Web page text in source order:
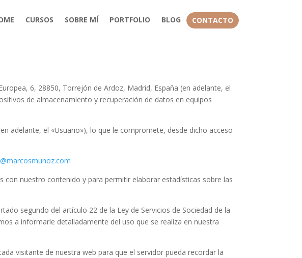
CURSOS SOBRE MÍ PORTFOLIO BLOG CONTACTO
6, 28850, Torrejón de Ardoz, Madrid, España (en adelante, el
de almacenamiento y recuperación de datos en equipos
adelante, el «Usuario»), lo que le compromete, desde dicho acceso
nuestro contenido y para permitir elaborar estadísticas sobre las
segundo del artículo 22 de la Ley de Servicios de Sociedad de la
a informarle detalladamente del uso que se realiza en nuestra
visitante de nuestra web para que el servidor pueda recordar la